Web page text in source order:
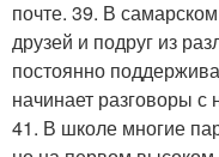
почте. 39. В
друзей и подруг из
постоянно
начинает разговоры
41. В школе многие